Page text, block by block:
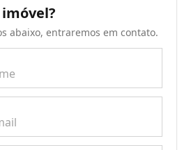
abaixo, entraremos em contato.